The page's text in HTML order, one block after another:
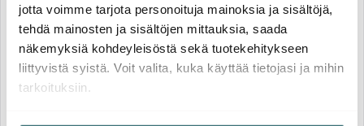
jotta voimme tarjota personoituja mainoksia ja sisältöjä,
tehdä mainosten ja sisältöjen mittauksia, saada
näkemyksiä kohdeyleisöstä sekä tuotekehitykseen
liittyvistä syistä. Voit valita, kuka käyttää tietojasi ja mihin
tarkoituksiin.
Iittala